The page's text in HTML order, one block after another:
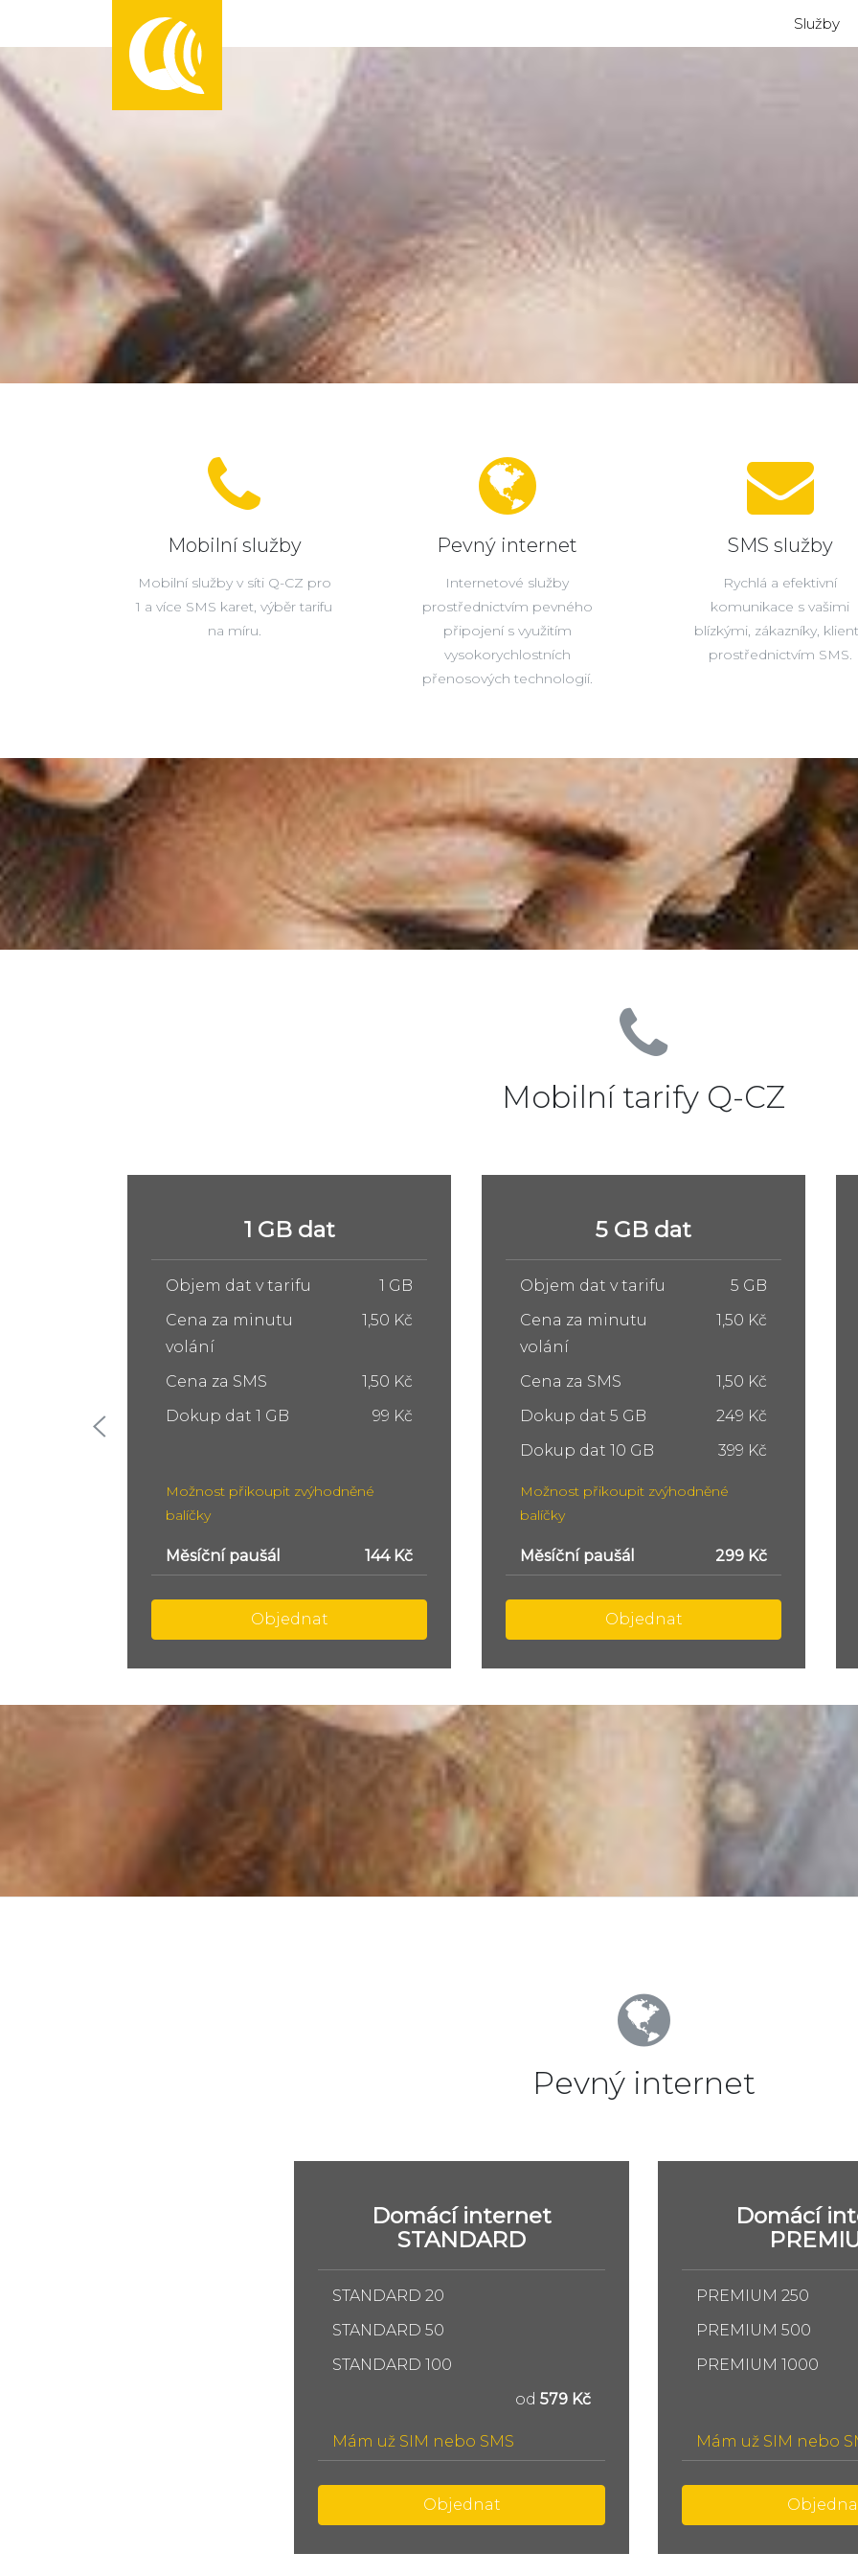
Služby
Mobilní služby
Mobilní služby v síti Q-CZ pro
1 a více SMS karet, výběr tarifu
na míru.
Pevný internet
Internetové služby
prostřednictvím pevného
připojení s využitím
vysokorychlostních
přenosových technologií.
SMS služby
Rychlá a efektivní
komunikace s vašimi
blízkými, zákazníky,
prostřednictvím SMS.
Mobilní tarify Q-CZ
5 GB dat
Objem dat v tarifu
5 GB
Cena za minutu
volání
1,50 Kč
Cena za SMS
1,50 Kč
Dokup dat 5 GB
249 Kč
Možnost přikoupit zvýhodněné
balíčky
Měsíční paušál 299 Kč
Objednat
10 GB dat
Objem dat v tarifu
10 GB
Cena za minutu
volání
1,50 Kč
Cena za SMS
1,50 Kč
Dokup dat 5 GB
249 Kč
Dokup dat 10 GB
399 Kč
Možnost přikoupit zvýhodněné
balíčky
Měsíční paušál 449 Kč
Objednat
Pevný internet
Domácí internet
STANDARD
STANDARD 20
STANDARD 50
STANDARD 100
od 579 Kč
Mám už SIM nebo SMS
Objednat
Domácí
PREMIUM 250
PREMIUM 500
PREMIUM 1000
Mám už SIM nebo